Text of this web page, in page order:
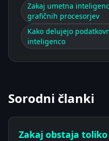
Zakaj umetna
grafičnih procesorjev
Kako delujejo
inteligenco
Sorodni članki
Zakaj obstaja